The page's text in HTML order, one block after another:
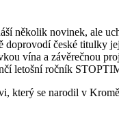
několik novinek, ale
české titulky
vína a závěrečnou
letošní ročník
se narodil v